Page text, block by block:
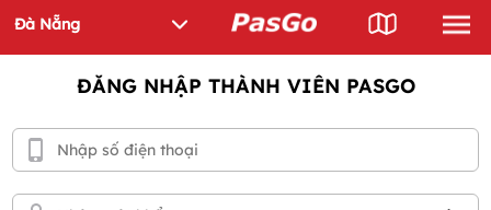
ĐĂNG NHẬP THÀNH VIÊN PASGO